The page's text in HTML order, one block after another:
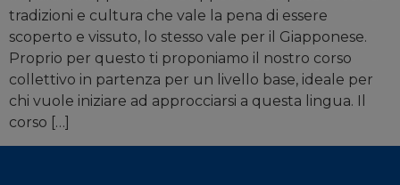
tradizioni e cultura che vale la pena di essere
scoperto e vissuto, lo stesso vale per il Giapponese.
Proprio per questo ti proponiamo il nostro corso
collettivo in partenza per un livello base, ideale per
chi vuole iniziare ad approcciarsi a questa lingua. Il
corso […]